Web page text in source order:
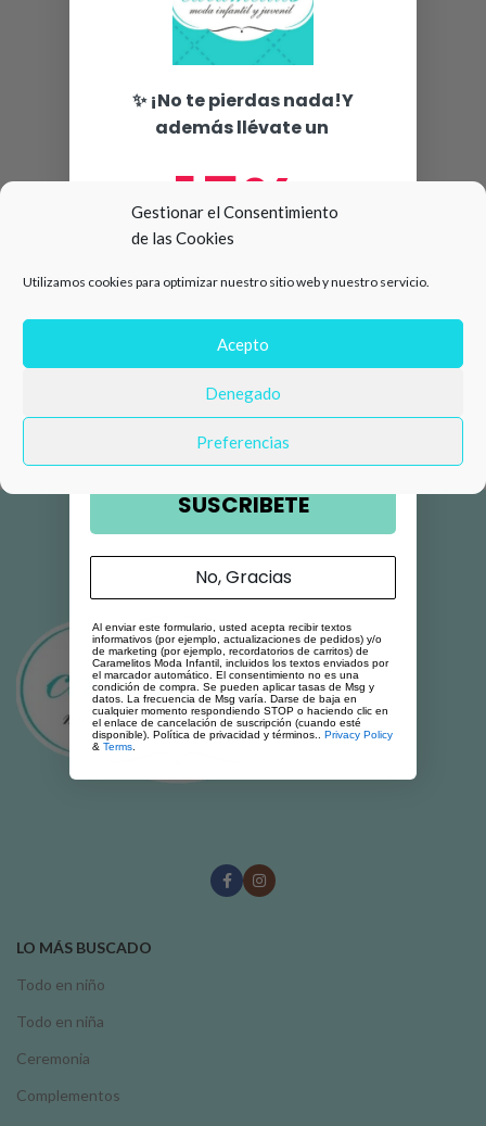
Gestionar el Consentimiento
de las Cookies
Utilizamos cookies para optimizar nuestro sitio web y nuestro servicio.
Acepto
Denegado
Preferencias
LO MÁS BUSCADO
Todo en niño
Todo en niña
Ceremonia
Complementos
✨ ¡No te pierdas nada!Y
además llévate un
15%
compra 🛍️
Número de teléfono
Email
SUSCRIBETE
No, Gracias
Al enviar este formulario, usted acepta recibir textos
informativos (por ejemplo, actualizaciones de pedidos) y/o
de marketing (por ejemplo, recordatorios de carritos) de
Caramelitos Moda Infantil, incluidos los textos enviados por
el marcador automático. El consentimiento no es una
condición de compra. Se pueden aplicar tasas de Msg y
datos. La frecuencia de Msg varía. Darse de baja en
cualquier momento respondiendo STOP o haciendo clic en
el enlace de cancelación de suscripción (cuando esté
disponible). Política de privacidad y términos.. Privacy Policy
& Terms